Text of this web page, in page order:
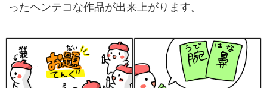
ったヘンテコな作品が出来上がります。